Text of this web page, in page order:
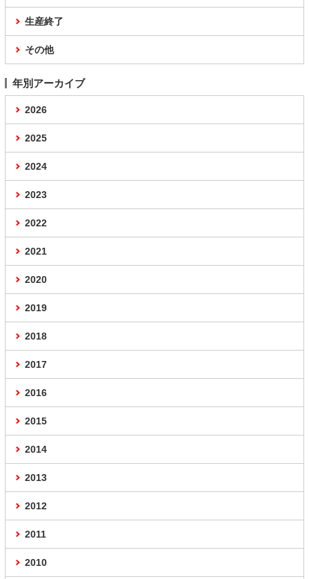
生産終了
その他
年別アーカイブ
2026
2025
2024
2023
2022
2021
2020
2019
2018
2017
2016
2015
2014
2013
2012
2011
2010